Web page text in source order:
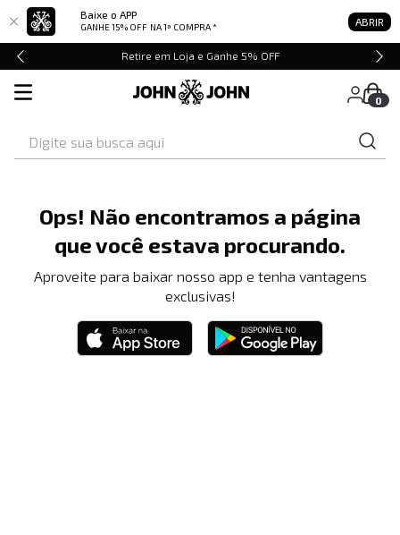
Baixe o APP
GANHE 15% OFF NA 1ª COMPRA * ABRIR
Retire em Loja e Ganhe 5% OFF
0
Ops! Não encontramos a página
que você estava procurando.
Aproveite para baixar nosso app e tenha vantagens
exclusivas!